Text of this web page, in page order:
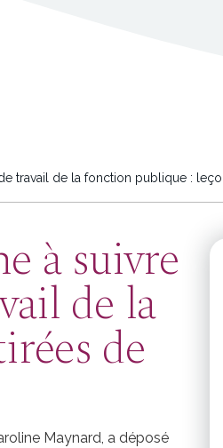
travail de la fonction publique :
à suivre
de la
de
Maynard, a déposé